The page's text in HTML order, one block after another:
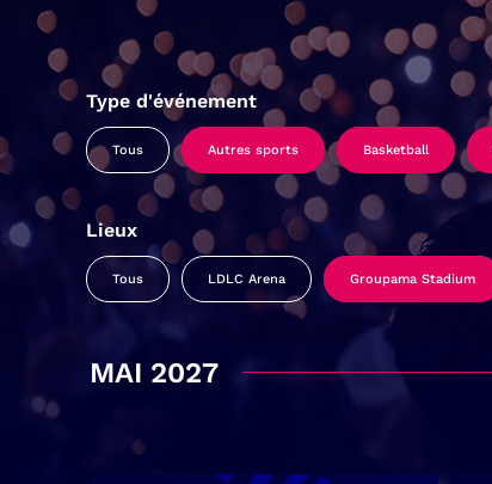
Type d'événement
Tous Autres sports Basketball
Lieux
Tous LDLC Arena Groupama Stadium
MAI 2027